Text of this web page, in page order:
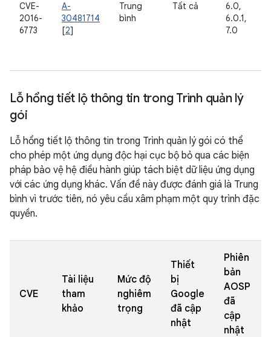
CVE-
2016-
6773
A-
30481714
[2]
Trung
bình
Tất cả
6.0,
6.0.1,
7.0
Lỗ hổng tiết lộ thông tin trong Trình quản lý
gói
Lỗ hổng tiết lộ thông tin trong Trình quản lý gói có thể
cho phép một ứng dụng độc hại cục bộ bỏ qua các biện
pháp bảo vệ hệ điều hành giúp tách biệt dữ liệu ứng dụng
với các ứng dụng khác. Vấn đề này được đánh giá là Trung
bình vì trước tiên, nó yêu cầu xâm phạm một quy trình đặc
quyền.
CVE
Tài liệu
tham
khảo
Mức độ
nghiêm
trọng
Thiết
bị
Google
đã cập
nhật
Phiên
bản
AOSP
đã
cập
nhật